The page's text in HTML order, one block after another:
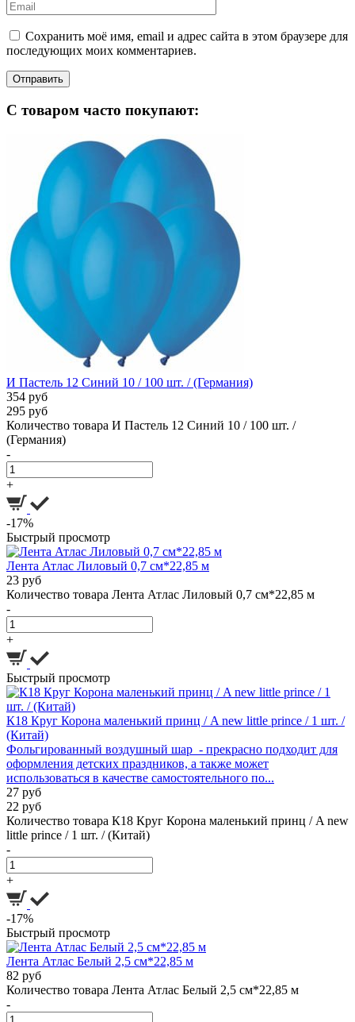
Сохранить моё имя, email и адрес сайта в этом браузере для
последующих моих комментариев.
С товаром часто покупают:
И Пастель 12 Синий 10 / 100 шт. / (Германия)
354 руб
295 руб
Количество товара И Пастель 12 Синий 10 / 100 шт. /
(Германия)
-
+
-17%
Быстрый просмотр
Лента Атлас Лиловый 0,7 см*22,85 м
23 руб
Количество товара Лента Атлас Лиловый 0,7 см*22,85 м
-
+
Быстрый просмотр
К18 Круг Корона маленький принц / A new little prince / 1 шт. /
(Китай)
Фольгированный воздушный шар - прекрасно подходит для
оформления детских праздников, а также может
использоваться в качестве самостоятельного по...
27 руб
22 руб
Количество товара К18 Круг Корона маленький принц / A new
little prince / 1 шт. / (Китай)
-
+
-17%
Быстрый просмотр
Лента Атлас Белый 2,5 см*22,85 м
82 руб
Количество товара Лента Атлас Белый 2,5 см*22,85 м
-